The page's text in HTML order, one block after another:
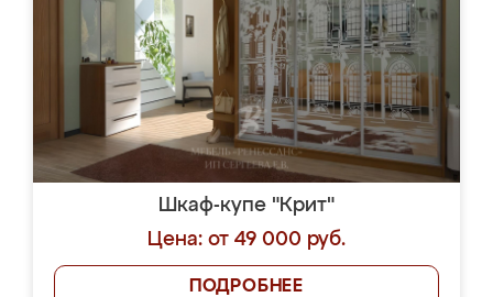
Шкаф-купе "Крит"
Цена: от 49 000 руб.
ПОДРОБНЕЕ